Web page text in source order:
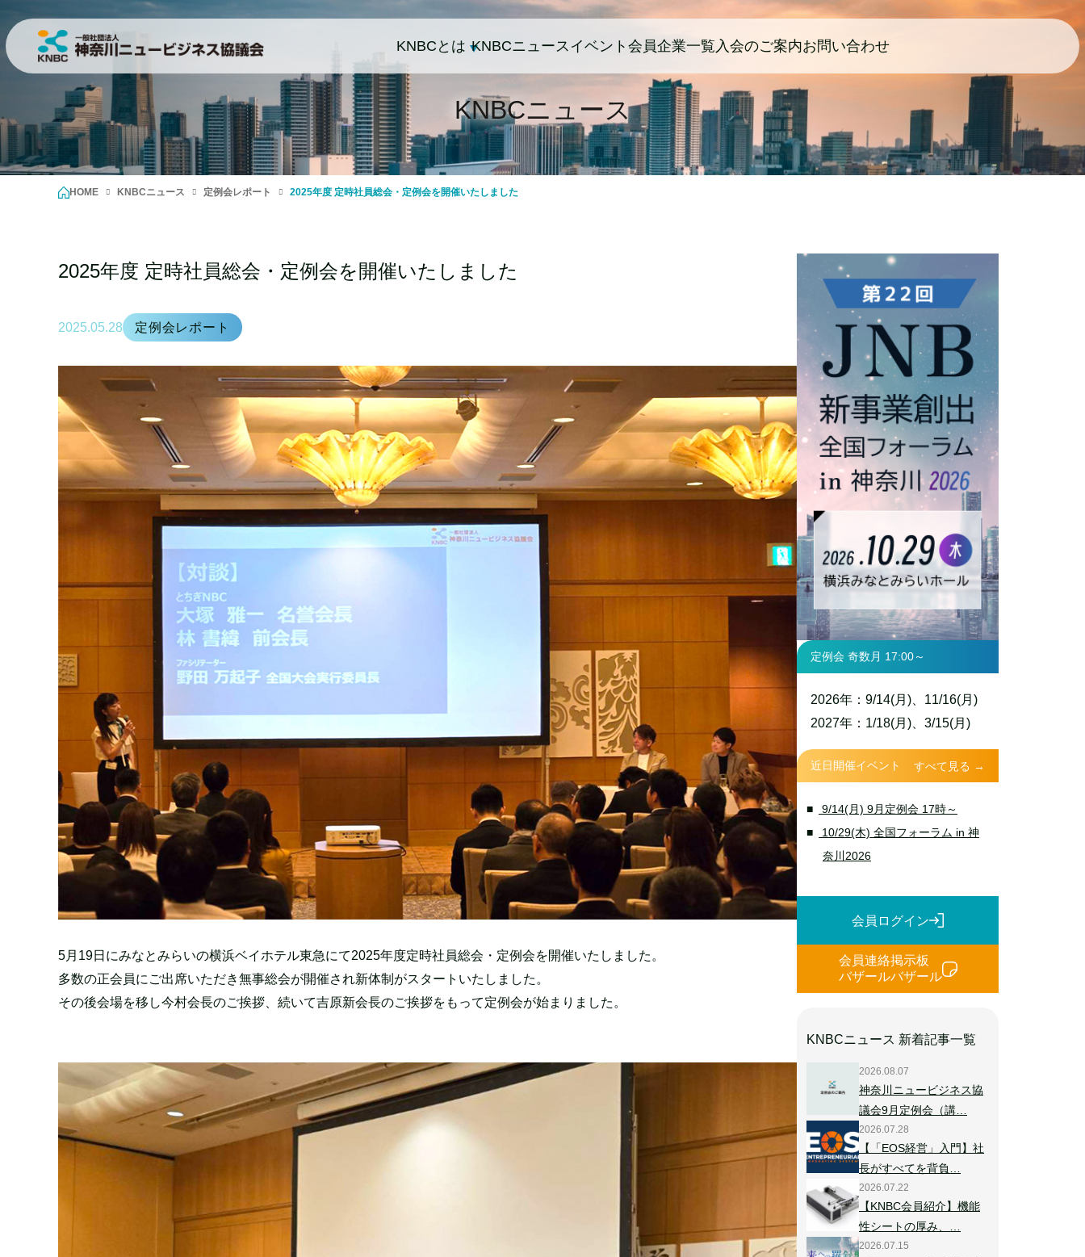
KNBCとは KNBCニュース イベント 会員企業一覧 入会のご案内お問い合わせ
KNBCニュース
HOME KNBCニュース 定例会レポート 2025年度 定時社員総会・定例会を開催いたしました
2025年度 定時社員総会・定例会を開催いたしました
2025.05.28 定例会レポート
5月19日にみなとみらいの横浜ベイホテル東急にて2025年度定時社員総会・定例会を開催いたしました。
多数の正会員にご出席いただき無事総会が開催され新体制がスタートいたしました。
その後会場を移し今村会長のご挨拶、続いて吉原新会長のご挨拶をもって定例会が始まりました。
定例会 奇数月 17:00～
2026年：9/14(月)、11/16(月)
2027年：1/18(月)、3/15(月)
近日開催イベント すべて見る →
9/14(月) 9月定例会 17時～
10/29(木) 全国フォーラム in 神
奈川2026
会員ログイン
会員連絡掲示板
バザールバザール
KNBCニュース 新着記事一覧
2026.08.07
神奈川ニュービジネス協
議会9月定例会（講…
2026.07.28
【「EOS経営」入門】社
長がすべてを背負…
2026.07.22
【KNBC会員紹介】機能
性シートの厚み、…
2026.07.15